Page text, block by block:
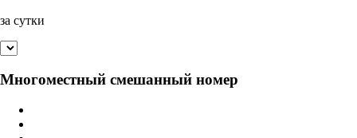
за сутки
Многоместный смешанный номер